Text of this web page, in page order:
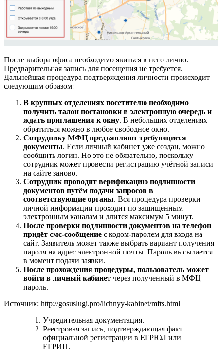
После выбора офиса необходимо явиться в него лично.
Предварительная запись для посещения не требуется.
Дальнейшая процедура подтверждения личности происходит
следующим образом:
В крупных отделениях посетителю необходимо
получить талон постановки в электронную очередь и
ждать приглашения к окну. В небольших отделениях
обратиться можно в любое свободное окно.
Сотруднику МФЦ предъявляют требующиеся
документы. Если личный кабинет уже создан, можно
сообщить логин. Но это не обязательно, поскольку
сотрудник может провести регистрацию учётной записи
на сайте заново.
Сотрудник проводит верификацию подлинности
документов путём подачи запросов в
соответствующие органы. Вся процедура проверки
личной информации проходит по защищённым
электронным каналам и длится максимум 5 минут.
После проверки подлинности документов на телефон
придёт смс-сообщение с кодом-паролем для входа на
сайт. Заявитель может также выбрать вариант получения
пароля на адрес электронной почты. Пароль высылается
в момент подачи заявки.
После прохождения процедуры, пользователь может
войти в личный кабинет через полученный в МФЦ
пароль.
Источник: http://gosuslugi.pro/lichnyy-kabinet/mfts.html
Учредительная документация.
Реестровая запись, подтверждающая факт
официальной регистрации в ЕГРЮЛ или
ЕГРИП.